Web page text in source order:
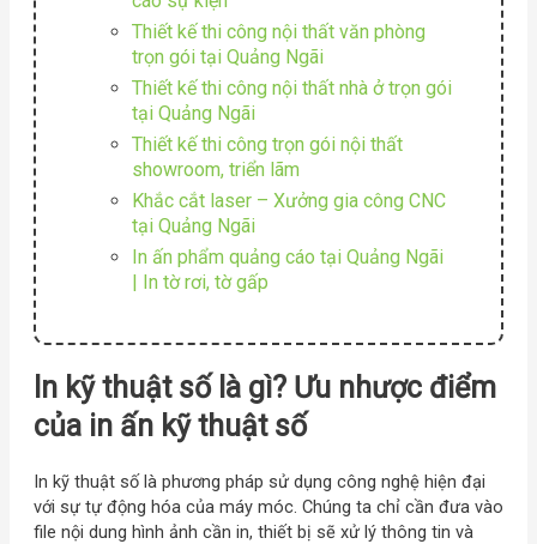
Thiết kế thi công nội thất văn phòng
trọn gói tại Quảng Ngãi
Thiết kế thi công nội thất nhà ở trọn gói
tại Quảng Ngãi
Thiết kế thi công trọn gói nội thất
showroom, triển lãm
Khắc cắt laser – Xưởng gia công CNC
tại Quảng Ngãi
In ấn phẩm quảng cáo tại Quảng Ngãi
| In tờ rơi, tờ gấp
In kỹ thuật số là gì? Ưu nhược điểm
của in ấn kỹ thuật số
In kỹ thuật số là phương pháp sử dụng công nghệ hiện đại
với sự tự động hóa của máy móc. Chúng ta chỉ cần đưa vào
file nội dung hình ảnh cần in, thiết bị sẽ xử lý thông tin và